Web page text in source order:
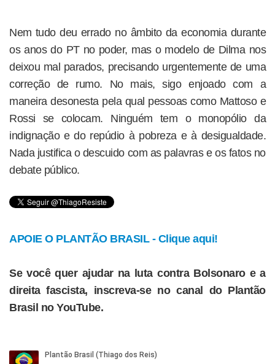
Nem tudo deu errado no âmbito da economia durante
os anos do PT no poder, mas o modelo de Dilma nos
deixou mal parados, precisando urgentemente de uma
correção de rumo. No mais, sigo enjoado com a
maneira desonesta pela qual pessoas como Mattoso e
Rossi se colocam. Ninguém tem o monopólio da
indignação e do repúdio à pobreza e à desigualdade.
Nada justifica o descuido com as palavras e os fatos no
debate público.
APOIE O PLANTÃO BRASIL - Clique aqui!
Se você quer ajudar na luta contra Bolsonaro e a
direita fascista, inscreva-se no canal do Plantão
Brasil no YouTube.